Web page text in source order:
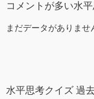
コメントが多い水
まだデータがありませ
水平思考クイズ 過